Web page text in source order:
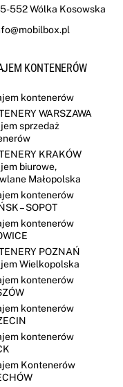
552 Wólka Kosowska
KONTENERÓW
kontenerów
WARSZAWA
sprzedaż
KRAKÓW
biurowe,
Małopolska
kontenerów
– SOPOT
kontenerów
POZNAŃ
Wielkopolska
kontenerów
kontenerów
kontenerów
Kontenerów